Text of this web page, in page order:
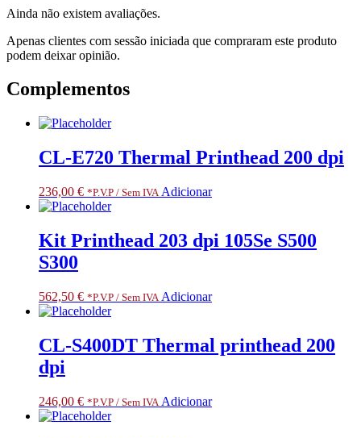
CT-
ser.,
CL-
CL-
Ainda não existem avaliações.
Apenas clientes com sessão iniciada que compraram este produto
podem deixar opinião.
Complementos
CL-E720 Thermal Printhead 200 dpi
236,00 € *P.V.P / Sem IVA Adicionar
Kit Printhead 203 dpi 105Se S500
S300
562,50 € *P.V.P / Sem IVA Adicionar
CL-S400DT Thermal printhead 200
dpi
246,00 € *P.V.P / Sem IVA Adicionar